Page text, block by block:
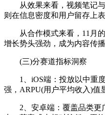
从效果来看，视频笔记与
则在信息密度和用户留存上
从合作模式来看，11月的
增长势头强劲，成为内容传
(三)分赛道指标洞察
1、iOS端：投放以中重度
强，ARPU(用户平均收入)值
2、安卓端：覆盖品类更广